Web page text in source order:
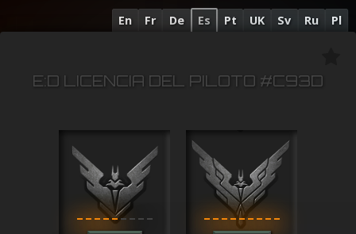
En Fr De Es Pt UK Sv Ru Pl
E:D LICENCIA DEL PILOTO #C93D